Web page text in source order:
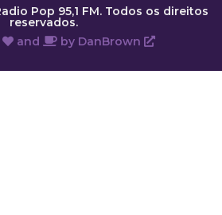
Pop 95,1 FM. Todos os direitos
reservados.
and by DanBrown